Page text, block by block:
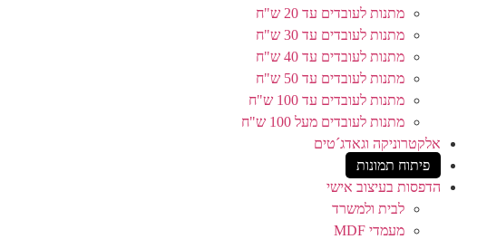
מתנות לעובדים עד 20 ש"ח
מתנות לעובדים עד 30 ש"ח
מתנות לעובדים עד 40 ש"ח
מתנות לעובדים עד 50 ש"ח
מתנות לעובדים עד 100 ש"ח
מתנות לעובדים מעל 100 ש"ח
אלקטרוניקה וגאדג´טים
פיתוח תמונות
הדפסות בעיצוב אישי
לבית ולמשרד
מעמדי MDF